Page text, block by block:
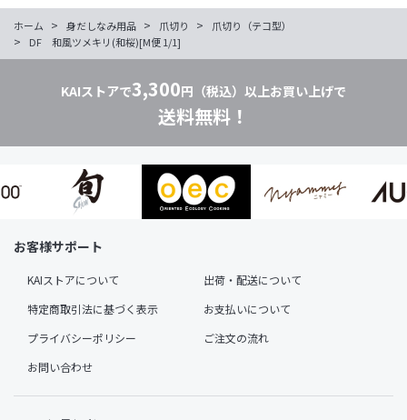
ホーム > 身だしなみ用品 > 爪切り > 爪切り（テコ型）
> DF 和風ツメキリ(和桜)[M便 1/1]
KAIストアで3,300円（税込）以上お買い上げで
送料無料！
お客様サポート
KAIストアについて
出荷・配送について
特定商取引法に基づく表示
お支払いについて
プライバシーポリシー
ご注文の流れ
お問い合わせ